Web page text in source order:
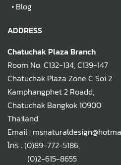
• Blog
ADDRESS
Chatuchak Plaza Branch
Room No. C132-134, C139-147
Chatuchak Plaza Zone C Soi 2
Kamphangphet 2 Roadd,
Chatuchak Bangkok 10900
Thailand
Email :
โทร : (0)89-772-5186,
(0)2-615-8655